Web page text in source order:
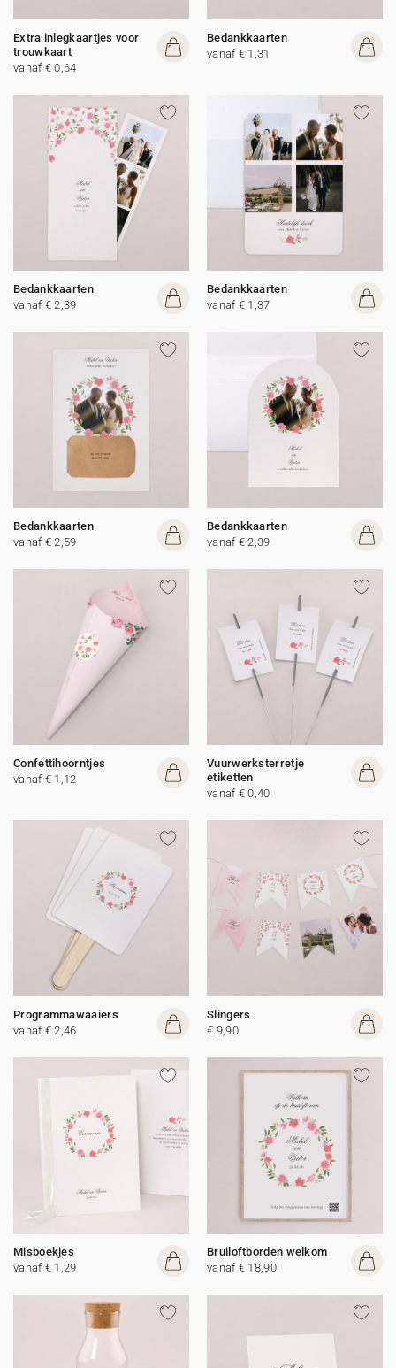
Extra inlegkaartjes voor
trouwkaart
vanaf € 0,64
Bedankkaarten
vanaf € 1,31
Bedankkaarten
vanaf € 2,39
Bedankkaarten
vanaf € 1,37
Bedankkaarten
vanaf € 2,59
Bedankkaarten
vanaf € 2,39
Confettihoorntjes
vanaf € 1,12
Vuurwerksterretje
etiketten
vanaf € 0,40
Programmawaaiers
vanaf € 2,46
Slingers
€ 9,90
Misboekjes
vanaf € 1,29
Bruiloftborden welkom
vanaf € 18,90